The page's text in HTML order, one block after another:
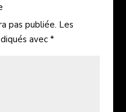
pas publiée. Les
avec *